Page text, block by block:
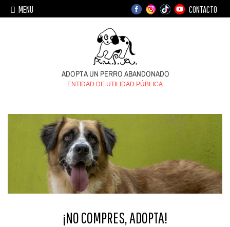
MENU CONTACTO
ENTIDAD DE UTILIDAD PÚBLICA
¡NO COMPRES, ADOPTA!